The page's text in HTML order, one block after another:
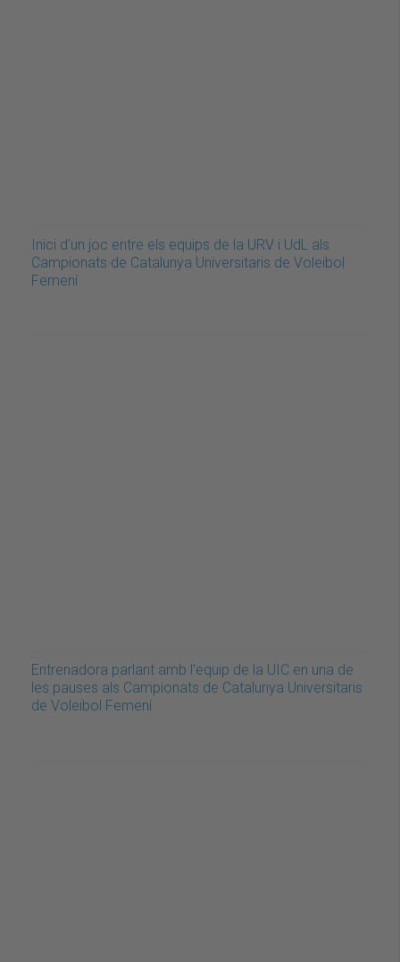
Inici d'un joc entre els equips de la URV i UdL als
Campionats de Catalunya Universitaris de Voleibol
Femení
Entrenadora parlant amb l'equip de la UIC en una de
les pauses als Campionats de Catalunya Universitaris
de Voleibol Femení